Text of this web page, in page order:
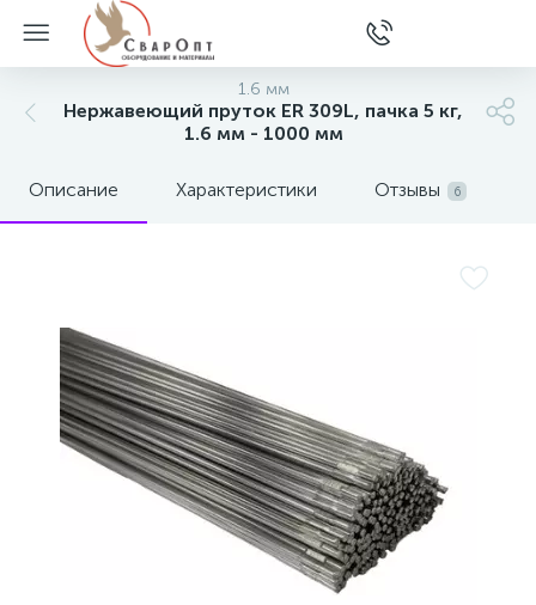
1.6 мм
Нержавеющий пруток ER 309L, пачка 5 кг,
1.6 мм - 1000 мм
Описание Характеристики Отзывы 6